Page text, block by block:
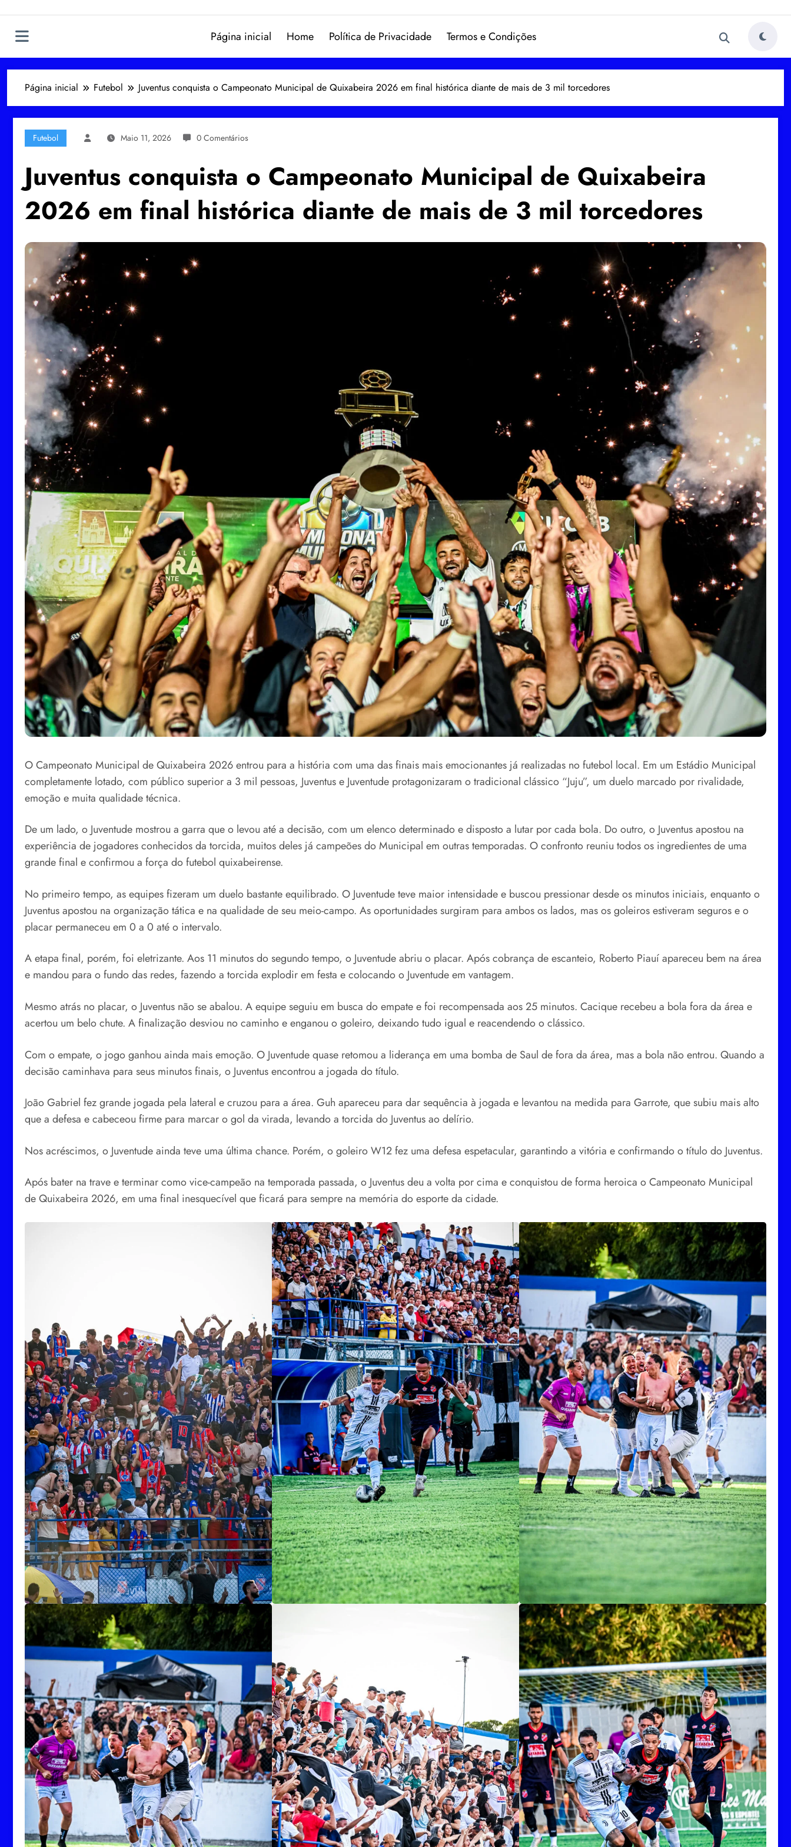
Página inicial Home Política de Privacidade Termos e Condições
Página inicial Futebol Juventus conquista o Campeonato Municipal de Quixabeira 2026 em final histórica diante de mais de 3 mil torcedores
Futebol Maio 11, 2026 0 Comentários
Juventus conquista o Campeonato Municipal de Quixabeira
2026 em final histórica diante de mais de 3 mil torcedores
O Campeonato Municipal de Quixabeira 2026 entrou para a história com uma das finais mais emocionantes já realizadas no futebol local. Em um Estádio Municipal
completamente lotado, com público superior a 3 mil pessoas, Juventus e Juventude protagonizaram o tradicional clássico “Juju”, um duelo marcado por rivalidade,
emoção e muita qualidade técnica.
De um lado, o Juventude mostrou a garra que o levou até a decisão, com um elenco determinado e disposto a lutar por cada bola. Do outro, o Juventus apostou na
experiência de jogadores conhecidos da torcida, muitos deles já campeões do Municipal em outras temporadas. O confronto reuniu todos os ingredientes de uma
grande final e confirmou a força do futebol quixabeirense.
No primeiro tempo, as equipes fizeram um duelo bastante equilibrado. O Juventude teve maior intensidade e buscou pressionar desde os minutos iniciais, enquanto o
Juventus apostou na organização tática e na qualidade de seu meio-campo. As oportunidades surgiram para ambos os lados, mas os goleiros estiveram seguros e o
placar permaneceu em 0 a 0 até o intervalo.
A etapa final, porém, foi eletrizante. Aos 11 minutos do segundo tempo, o Juventude abriu o placar. Após cobrança de escanteio, Roberto Piauí apareceu bem na área
e mandou para o fundo das redes, fazendo a torcida explodir em festa e colocando o Juventude em vantagem.
Mesmo atrás no placar, o Juventus não se abalou. A equipe seguiu em busca do empate e foi recompensada aos 25 minutos. Cacique recebeu a bola fora da área e
acertou um belo chute. A finalização desviou no caminho e enganou o goleiro, deixando tudo igual e reacendendo o clássico.
Com o empate, o jogo ganhou ainda mais emoção. O Juventude quase retomou a liderança em uma bomba de Saul de fora da área, mas a bola não entrou. Quando a
decisão caminhava para seus minutos finais, o Juventus encontrou a jogada do título.
João Gabriel fez grande jogada pela lateral e cruzou para a área. Guh apareceu para dar sequência à jogada e levantou na medida para Garrote, que subiu mais alto
que a defesa e cabeceou firme para marcar o gol da virada, levando a torcida do Juventus ao delírio.
Nos acréscimos, o Juventude ainda teve uma última chance. Porém, o goleiro W12 fez uma defesa espetacular, garantindo a vitória e confirmando o título do Juventus.
Após bater na trave e terminar como vice-campeão na temporada passada, o Juventus deu a volta por cima e conquistou de forma heroica o Campeonato Municipal
de Quixabeira 2026, em uma final inesquecível que ficará para sempre na memória do esporte da cidade.